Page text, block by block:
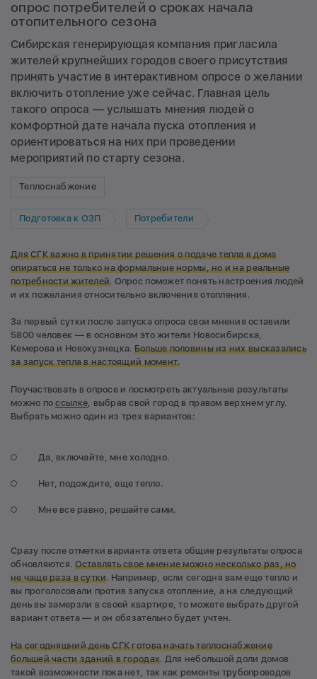
опрос потребителей о сроках начала
отопительного сезона
Сибирская генерирующая компания пригласила
жителей крупнейших городов своего присутствия
принять участие в интерактивном опросе о желании
включить отопление уже сейчас. Главная цель
такого опроса — услышать мнения людей о
комфортной дате начала пуска отопления и
ориентироваться на них при проведении
мероприятий по старту сезона.
Теплоснабжение
Подготовка к ОЗП Потребители
Для СГК важно в принятии решения о подаче тепла в дома
опираться не только на формальные нормы, но ина реальные
потребности жителей. Опрос поможет понять настроения людей
и их пожелания относительно включения отопления.
За первый сутки после запуска опроса свои мнения оставили
5800 человек — в основном это жители Новосибирска,
Кемерова и Новокузнецка. Больше половины из них высказались
за запуск тепла в настоящий момент.
Поучаствовать в опросе и посмотреть актуальные результаты
можно поссылке , выбрав свой город в правом верхнем углу.
Выбрать можно один из трех вариантов:
Да, включайте, мне холодно.
Нет, подождите, еще тепло.
Мне все равно, решайте сами.
Сразу после отметки варианта ответа общие результаты опроса
обновляются. Оставлять свое мнение можно несколько раз, но
не чаще раза в сутки. Например, если сегодня вам еще тепло и
вы проголосовали против запуска отопление, а на следующий
день вы замерзли в своей квартире, то можете выбрать другой
вариант ответа — и он обязательно будет учтен.
На сегодняшний день СГК готова начать теплоснабжение
большей части зданий в городах. Для небольшой доли домов
такой возможности пока нет, так как ремонты трубопроводов